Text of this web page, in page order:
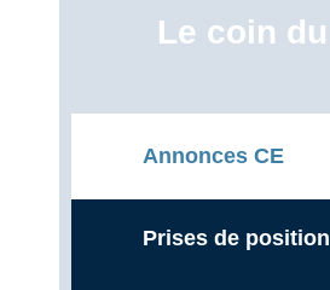
Le coin
Annonces CE
Prises de position